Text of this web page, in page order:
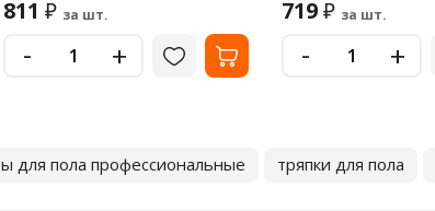
811 ₽ за шт.
- +
719₽ за шт.
- +
для пола профессиональные тряпки для пола